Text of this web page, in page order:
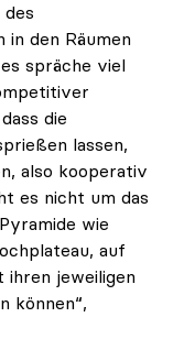
den Räumen
spräche viel
die
lassen,
also kooperativ
es nicht um das
wie
auf
jeweiligen
können“,